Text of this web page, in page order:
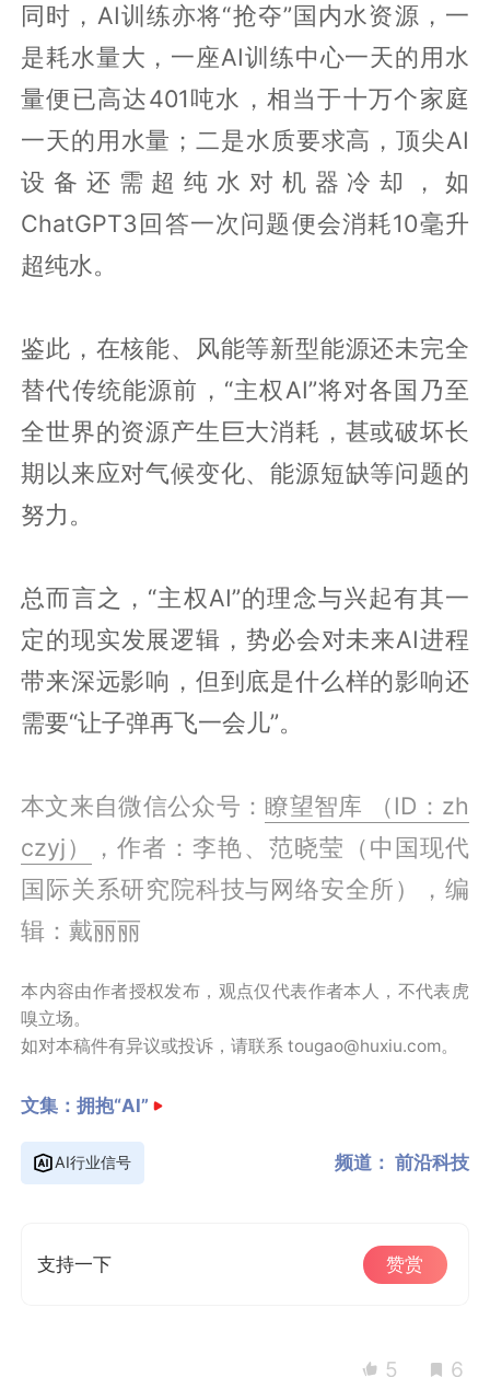
同时，AI训练亦将“抢夺”国内水资源，一
是耗水量大，一座AI训练中心一天的用水
量便已高达401吨水，相当于十万个家庭
一天的用水量；二是水质要求高，顶尖AI
设备还需超纯水对机器冷却，如
ChatGPT3回答一次问题便会消耗10毫升
超纯水。
鉴此，在核能、风能等新型能源还未完全
替代传统能源前，“主权AI”将对各国乃至
全世界的资源产生巨大消耗，甚或破坏长
期以来应对气候变化、能源短缺等问题的
努力。
总而言之，“主权AI”的理念与兴起有其一
定的现实发展逻辑，势必会对未来AI进程
带来深远影响，但到底是什么样的影响还
需要“让子弹再飞一会儿”。
本文来自微信公众号： 瞭望智库 （ID：zh
czyj）
，作者：李艳、范晓莹（中国现代
国际关系研究院科技与网络安全所），编
辑：戴丽丽
本内容由作者授权发布，观点仅代表作者本人，不代表虎
嗅立场。
如对本稿件有异议或投诉，请联系 tougao@huxiu.com。
文集：拥抱“AI”
AI行业信号 频道： 前沿科技
支持一下 赞赏
5 6